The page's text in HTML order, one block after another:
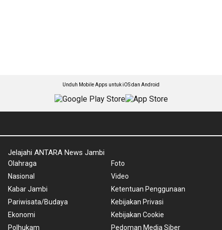
Unduh Mobile Apps untuk iOS dan Android
Jelajahi ANTARA News Jambi
Olahraga
Nasional
Kabar Jambi
Pariwisata/Budaya
Ekonomi
Polhukam
Foto
Video
Ketentuan Penggunaan
Kebijakan Privasi
Kebijakan Cookie
Pedoman Media Siber